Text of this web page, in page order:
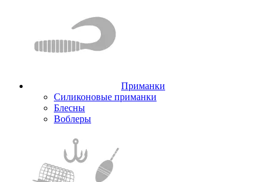
Приманки
Силиконовые приманки
Блесны
Воблеры